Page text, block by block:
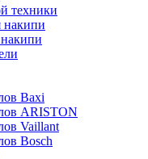
техники
накипи
Baxi
ARISTON
Vaillant
Bosch